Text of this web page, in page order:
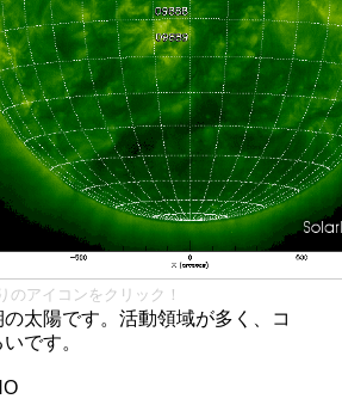
のアイコンをクリック！
太陽です。活動領域が多く、コ
です。